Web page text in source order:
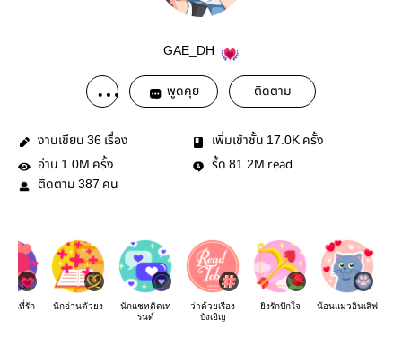
GAE_DH
พูดคุย ติดตาม
งานเขียน 36 เรื่อง เพิ่มเข้าชั้น 17.0K ครั้ง
อ่าน 1.0M ครั้ง รี้ด 81.2M read
ติดตาม 387 คน
ขียนที่รัก นักอ่านตัวยง
นักแชทติดเท
รนด์
ว่าด้วยเรื่อง
บังเอิญ
ยิงรักปักใจ น้อนแมวอินเลิฟ